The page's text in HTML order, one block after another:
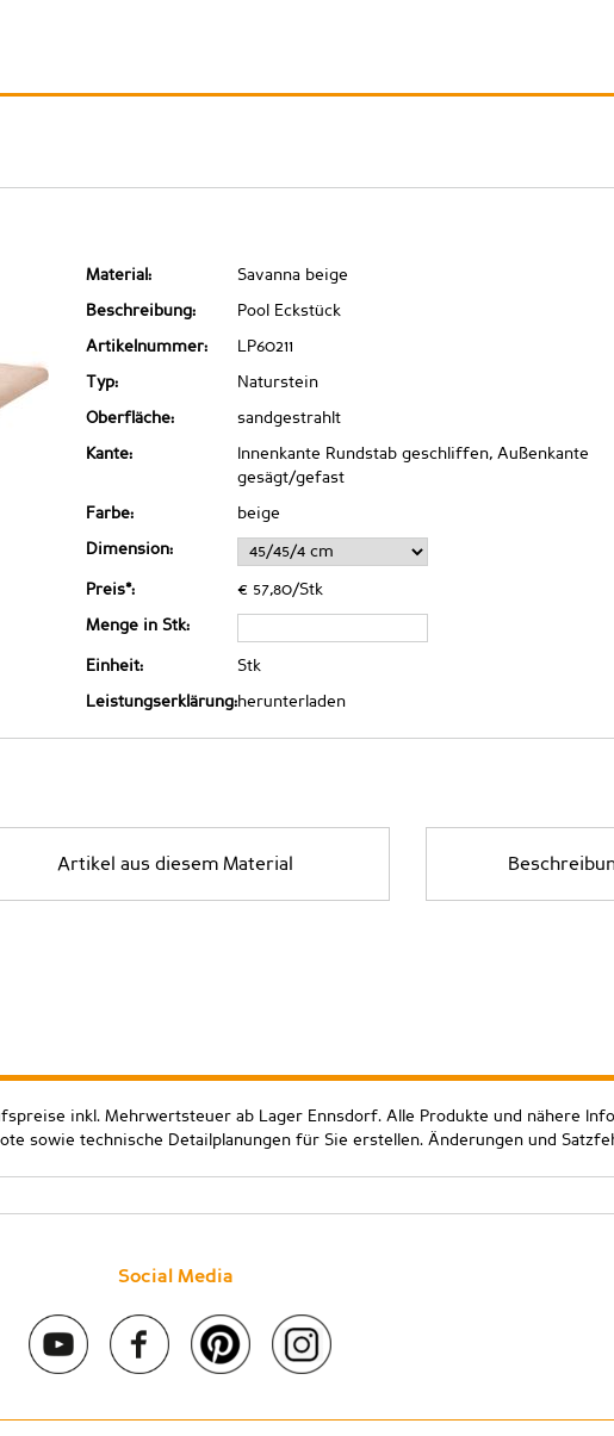
Material: Savanna beige
Beschreibung: Pool Eckstück
Artikelnummer: LP60211
Typ: Naturstein
Oberfläche: sandgestrahlt
Kante:
Innenkante Rundstab geschliffen, Außenkante
gesägt/gefast
Farbe: beige
Dimension:
Preis*: € 57,80/Stk
Menge in Stk:
Einheit: Stk
Leistungserklärung:herunterladen
Artikel aus diesem Material
inkl. Mehrwertsteuer ab Lager Ennsdorf. Alle Produkte und nähere
sowie technische Detailplanungen für Sie erstellen. Änderungen und
Social Media